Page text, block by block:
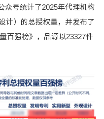
众号统计了2025年代理机构
计）的总授权量，并发布了
百强榜》，品源以23327件